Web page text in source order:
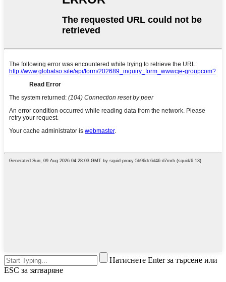
Натиснете Enter за търсене или
ESC за затваряне